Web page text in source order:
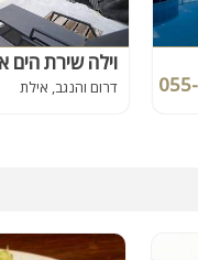
וילה שירת הים
דרום והנגב, אילת